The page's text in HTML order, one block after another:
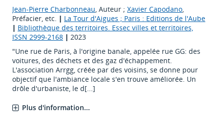
Jean-Pierre Charbonneau, Auteur ; Xavier Capodano,
Préfacier, etc. | La Tour d'Aigues ; Paris : Editions de l'Aube
| Bibliothèque des territoires. Essec villes et territoires,
ISSN 2999-2168 | 2023
"Une rue de Paris, à l'origine banale, appelée rue GG: des
voitures, des déchets et des gaz d'échappement.
L'association Arrgg, créée par des voisins, se donne pour
objectif que l'ambiance locale s'en trouve améliorée. Un
drôle d'urbaniste, le d[...]
Plus d'information...